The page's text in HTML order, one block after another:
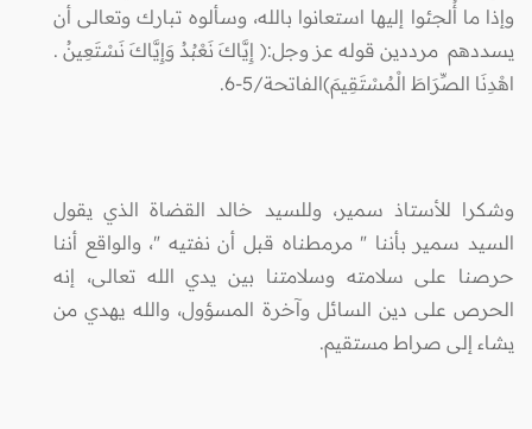
وإذا ما أُلجئوا إليها استعانوا بالله، وسألوه تبارك وتعالى أن
يسددهم مرددين قوله عز وجل:( إِيَّاكَ نَعْبُدُ وَإِيَّاكَ نَسْتَعِينُ .
اهْدِنَا الصِّرَاطَ الْمُسْتَقِيمَ)الفاتحة/5-6.
وشكرا للأستاذ سمير، وللسيد خالد القضاة الذي يقول
السيد سمير بأننا " مرمطناه قبل أن نفتيه "، والواقع أننا
حرصنا على سلامته وسلامتنا بين يدي الله تعالى، إنه
الحرص على دين السائل وآخرة المسؤول، والله يهدي من
يشاء إلى صراط مستقيم.